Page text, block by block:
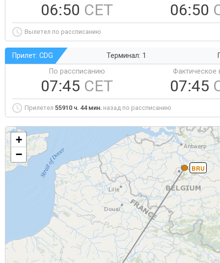
06:50 CET 06:50
Вылетел по рассписанию
Прилет: CDG Терминал: 1
По рассписанию
07:45 CET
Фактическое
07:45
Прилетел 55910 ч. 44 мин. назад по рассписанию
BRU
+
−